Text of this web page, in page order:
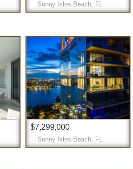
Sunny Isles Beach, FL
$7,299,000
Sunny Isles Beach, FL